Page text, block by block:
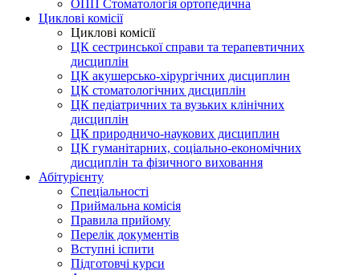
ОПП Стоматологія ортопедична
Циклові комісії
Циклові комісії
ЦК сестринської справи та терапевтичних
дисциплін
ЦК акушерсько-хірургічних дисциплин
ЦК стоматологічних дисциплін
ЦК педіатричних та вузьких клінічних
дисциплін
ЦК природничо-наукових дисциплин
ЦК гуманітарних, соціально-економічних
дисциплін та фізичного виховання
Абітурієнту
Спеціальності
Приймальна комісія
Правила прийому
Перелік документів
Вступні іспити
Підготовчі курси